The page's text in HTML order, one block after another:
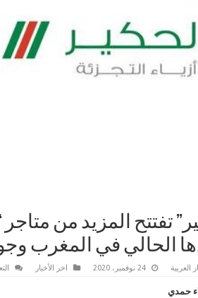
تفتتح المزيد من متاجر
الحالي في المغرب
العربية 24 نوفمبر، 2020 اخر الأخبار
حمدي